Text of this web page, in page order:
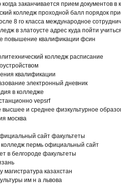
заканчивается прием документов в
колледж проходной балл порядок
8 го класса международное
в златоусте адрес куда пойти
повышение квалификации фсин
колледж расписание
квалификации
электронный дневник
в колледже
vepsrf
и среднее физкультурное
москва
сайт факультеты
пермь официальный сайт
в белгороде факультеты
магистратура казахстан
им н а львова